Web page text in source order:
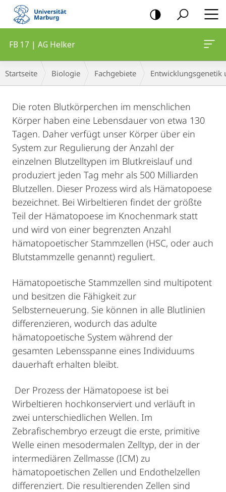
Mobile-
Navigation
FB 17 | AG Helker
Breadcrumb-
Navigation
Startseite Biologie Fachgebiete Entwicklungsgenetik
Die roten Blutkörperchen im menschlichen
Körper haben eine Lebensdauer von etwa 130
Tagen. Daher verfügt unser Körper über ein
System zur Regulierung der Anzahl der
einzelnen Blutzelltypen im Blutkreislauf und
produziert jeden Tag mehr als 500 Milliarden
Blutzellen. Dieser Prozess wird als Hämatopoese
bezeichnet. Bei Wirbeltieren findet der größte
Teil der Hämatopoese im Knochenmark statt
und wird von einer begrenzten Anzahl
hämatopoetischer Stammzellen (HSC, oder auch
Blutstammzelle genannt) reguliert.
Hämatopoetische Stammzellen sind multipotent
und besitzen die Fähigkeit zur
Selbsterneuerung. Sie können in alle Blutlinien
differenzieren, wodurch das adulte
hämatopoetische System während der
gesamten Lebensspanne eines Individuums
dauerhaft erhalten bleibt.
Der Prozess der Hämatopoese ist bei
Wirbeltieren hochkonserviert und verläuft in
zwei unterschiedlichen Wellen. Im
Zebrafischembryo erzeugt die erste, primitive
Welle einen mesodermalen Zelltyp, der in der
intermediären Zellmasse (ICM) zu
hämatopoetischen Zellen und Endothelzellen
differenziert. Die resultierenden Zellen sind